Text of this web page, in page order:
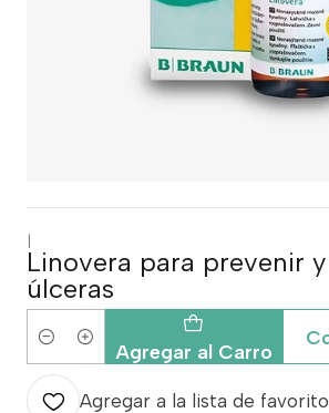
Linovera para prevenir
úlceras
Cantidad Agregar al Carro
Agregar a la lista de